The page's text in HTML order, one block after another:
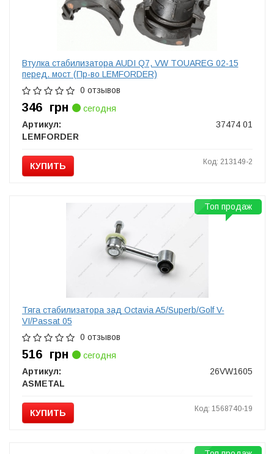
Втулка стабилизатора AUDI Q7, VW TOUAREG 02-15
перед. мост (Пр-во LEMFORDER)
0 отзывов
346 грн
сегодня
Артикул:
37474 01
LEMFORDER
КУПИТЬ Код: 213149-2
Тяга cтабилизатора зад Octavia A5/Superb/Golf V-
VI/Passat 05
0 отзывов
516 грн
сегодня
Артикул:
26VW1605
ASMETAL
КУПИТЬ Код: 1568740-19
Топ продаж